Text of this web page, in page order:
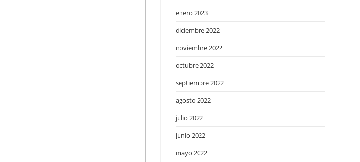
enero 2023
diciembre 2022
noviembre 2022
octubre 2022
septiembre 2022
agosto 2022
julio 2022
junio 2022
mayo 2022